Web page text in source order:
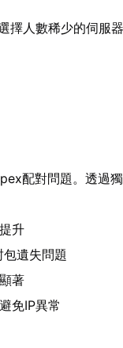
擇人數稀少的伺服
配對問題。透過
升
遺失問題
著
免IP異常